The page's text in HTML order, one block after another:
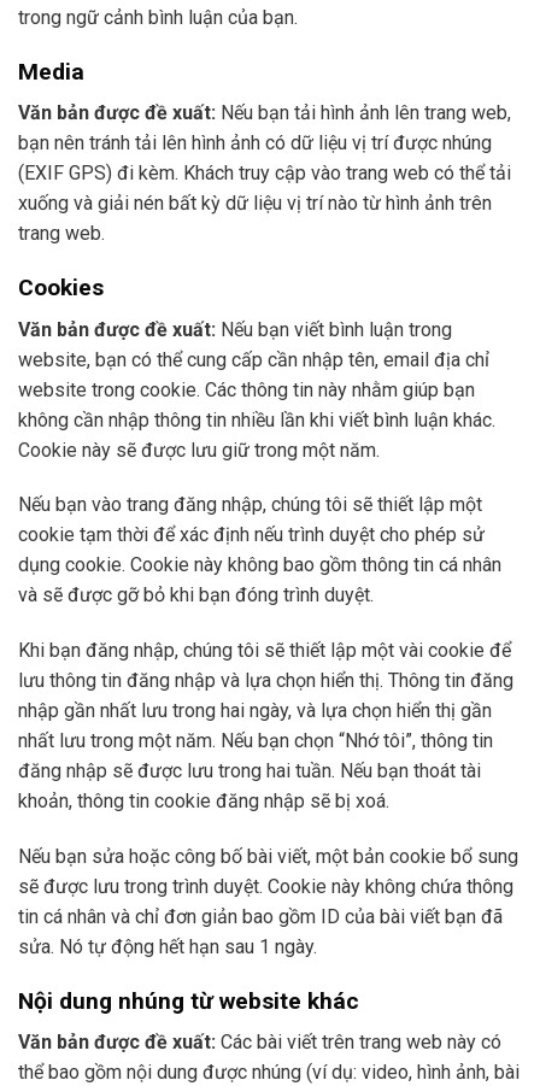
trong ngữ cảnh bình luận của bạn.
Media
Văn bản được đề xuất: Nếu bạn tải hình ảnh lên trang web,
bạn nên tránh tải lên hình ảnh có dữ liệu vị trí được nhúng
(EXIF GPS) đi kèm. Khách truy cập vào trang web có thể tải
xuống và giải nén bất kỳ dữ liệu vị trí nào từ hình ảnh trên
trang web.
Cookies
Văn bản được đề xuất: Nếu bạn viết bình luận trong
website, bạn có thể cung cấp cần nhập tên, email địa chỉ
website trong cookie. Các thông tin này nhằm giúp bạn
không cần nhập thông tin nhiều lần khi viết bình luận khác.
Cookie này sẽ được lưu giữ trong một năm.
Nếu bạn vào trang đăng nhập, chúng tôi sẽ thiết lập một
cookie tạm thời để xác định nếu trình duyệt cho phép sử
dụng cookie. Cookie này không bao gồm thông tin cá nhân
và sẽ được gỡ bỏ khi bạn đóng trình duyệt.
Khi bạn đăng nhập, chúng tôi sẽ thiết lập một vài cookie để
lưu thông tin đăng nhập và lựa chọn hiển thị. Thông tin đăng
nhập gần nhất lưu trong hai ngày, và lựa chọn hiển thị gần
nhất lưu trong một năm. Nếu bạn chọn “Nhớ tôi”, thông tin
đăng nhập sẽ được lưu trong hai tuần. Nếu bạn thoát tài
khoản, thông tin cookie đăng nhập sẽ bị xoá.
Nếu bạn sửa hoặc công bố bài viết, một bản cookie bổ sung
sẽ được lưu trong trình duyệt. Cookie này không chứa thông
tin cá nhân và chỉ đơn giản bao gồm ID của bài viết bạn đã
sửa. Nó tự động hết hạn sau 1 ngày.
Nội dung nhúng từ website khác
Văn bản được đề xuất: Các bài viết trên trang web này có
thể bao gồm nội dung được nhúng (ví dụ: video, hình ảnh, bài